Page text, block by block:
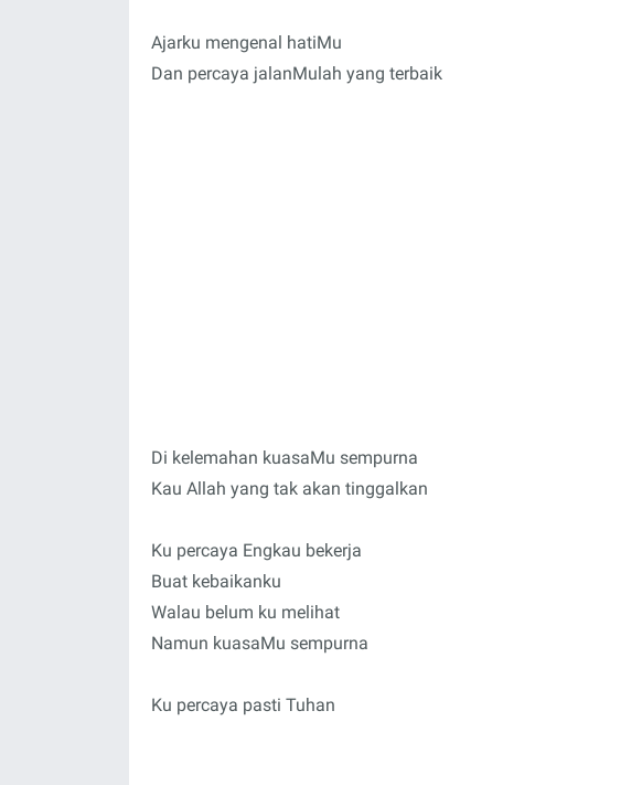
Ajarku mengenal hatiMu
Dan percaya jalanMulah yang terbaik
Di kelemahan kuasaMu sempurna
Kau Allah yang tak akan tinggalkan
Ku percaya Engkau bekerja
Buat kebaikanku
Walau belum ku melihat
Namun kuasaMu sempurna
Ku percaya pasti Tuhan